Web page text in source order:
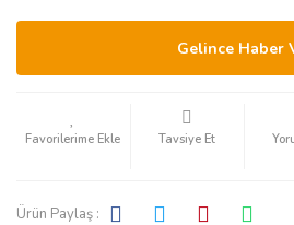
Gelince Haber
Tavsiye Et
Ürün Paylaş :